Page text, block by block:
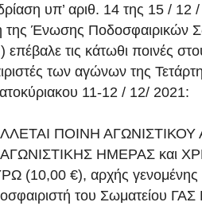
υπ’ αριθ. 14 της 15 / 12
της Ένωσης Ποδοσφαιρικών
τις κάτωθι ποινές
των αγώνων της
11-12 / 12/ 2021:
ΠΟΙΝΗ
ΑΓΩΝΙΣΤΙΚΗΣ ΗΜΕΡΑΣ και
(10,00 €), αρχής
του Σωματείου